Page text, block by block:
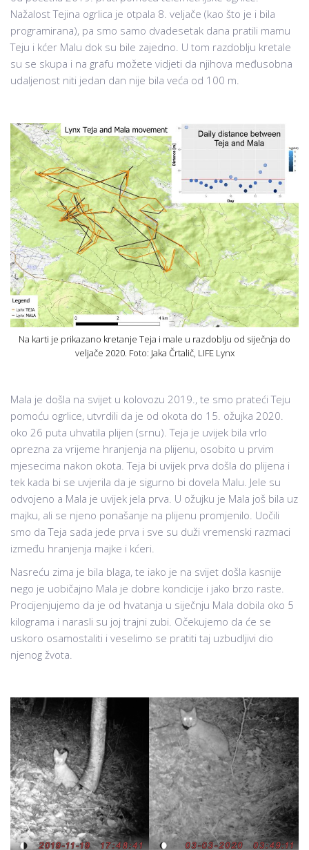
Nažalost Tejina ogrlica je otpala 8. veljače (kao što je i bila
programirana), pa smo samo dvadesetak dana pratili mamu
Teju i kćer Malu dok su bile zajedno. U tom razdoblju kretale
su se skupa i na grafu možete vidjeti da njihova međusobna
udaljenost niti jedan dan nije bila veća od 100 m.
Na karti je prikazano kretanje Teja i male u razdoblju od siječnja do
veljače 2020. Foto: Jaka Črtalič, LIFE Lynx
Mala je došla na svijet u kolovozu 2019., te smo prateći Teju
pomoću ogrlice, utvrdili da je od okota do 15. ožujka 2020.
oko 26 puta uhvatila plijen (srnu). Teja je uvijek bila vrlo
oprezna za vrijeme hranjenja na plijenu, osobito u prvim
mjesecima nakon okota. Teja bi uvijek prva došla do plijena i
tek kada bi se uvjerila da je sigurno bi dovela Malu. Jele su
odvojeno a Mala je uvijek jela prva. U ožujku je Mala još bila uz
majku, ali se njeno ponašanje na plijenu promjenilo. Uočili
smo da Teja sada jede prva i sve su duži vremenski razmaci
između hranjenja majke i kćeri.
Nasreću zima je bila blaga, te iako je na svijet došla kasnije
nego je uobičajno Mala je dobre kondicije i jako brzo raste.
Procijenjujemo da je od hvatanja u siječnju Mala dobila oko 5
kilograma i narasli su joj trajni zubi. Očekujemo da će se
uskoro osamostaliti i veselimo se pratiti taj uzbudljivi dio
njenog žvota.